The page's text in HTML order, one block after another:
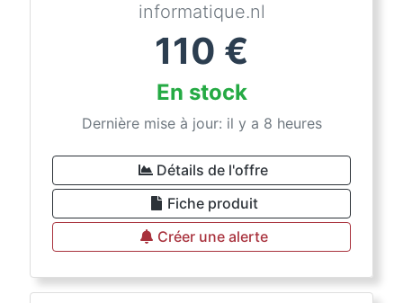
informatique.nl
110 €
En stock
Dernière mise à jour: il y a 8 heures
Détails de l'offre
Fiche produit
Créer une alerte